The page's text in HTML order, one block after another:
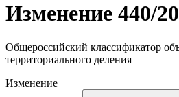
Изменение 440/
Общероссийский классификатор
территориального деления
Изменение